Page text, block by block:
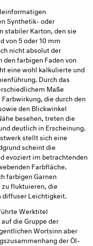
Synthetik- oder
stabiler Karton, den sie
von 5 oder 10 mm
nicht absolut der
farbigen Faden von
eine wohl kalkulierte und
Durch das
Maße
die durch den
den Blickwinkel
besehen, treten die
deutlich in Erscheinung.
stellt sich eine
scheint die
evoziert im betrachtenden
Farbfläche.
farbigen Garnen
fluktuieren, die
Leichtigkeit.
Werktitel
die Gruppe der
Wortsinn aber
der Öl-